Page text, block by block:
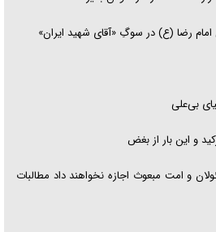
رضا (ع) در سوگِ «آقای شهید ایران»
بی‌علی
و این بار از بغض
و امت مبعوث اجازه نخواهند داد مطالبات